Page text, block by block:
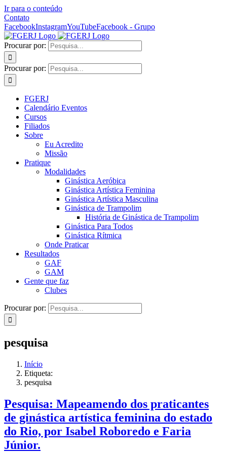
Ir para o conteúdo
Contato
FacebookInstagramYouTubeFacebook - Grupo
Procurar por:
Procurar por:
FGERJ
Calendário Eventos
Cursos
Filiados
Sobre
Eu Acredito
Missão
Pratique
Modalidades
Ginástica Aeróbica
Ginástica Artística Feminina
Ginástica Artística Masculina
Ginástica de Trampolim
História de Ginástica de Trampolim
Ginástica Para Todos
Ginástica Rítmica
Onde Praticar
Resultados
GAF
GAM
Gente que faz
Clubes
Procurar por:
pesquisa
Início
Etiqueta:
pesquisa
Pesquisa: Mapeamendo dos praticantes
de ginástica artística feminina do estado
do Rio, por Isabel Roboredo e Faria
Júnior.